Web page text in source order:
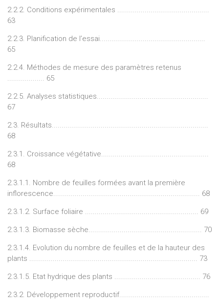
2.2.2. Conditions expérimentales ...............................................
63
2.2.3. Planification de l’essai......................................................
65
2.2.4. Méthodes de mesure des paramètres retenus
................... 65
2.2.5. Analyses statistiques.........................................................
67
2.3. Résultats................................................................................
68
2.3.1. Croissance végétative.......................................................
68
2.3.1.1. Nombre de feuilles formées avant la première
inflorescence........................................................................... 68
2.3.1.2. Surface foliaire .......................................................... 69
2.3.1.3. Biomasse sèche.......................................................... 70
2.3.1.4. Evolution du nombre de feuilles et de la hauteur des
plants ...................................................................................... 73
2.3.1.5. Etat hydrique des plants ............................................ 76
2.3.2. Développement reproductif..............................................